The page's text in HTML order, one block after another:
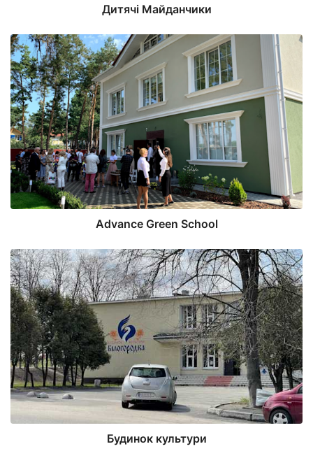
Дитячі Майданчики
Advance Green School
Будинок культури